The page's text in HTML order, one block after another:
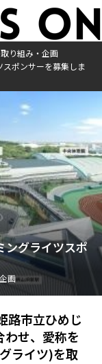
り組み・企画
スポンサーを募集しま
ングライツスポ
画
路市立ひめじ
わせ、愛称を
ライツ)を取